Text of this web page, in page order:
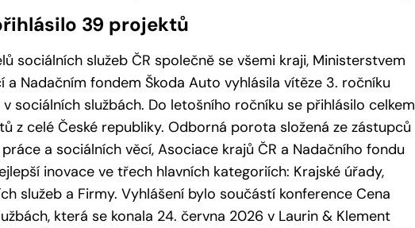
39 projektů
sociálních služeb ČR společně se všemi kraji, Ministerstvem
a Nadačním fondem Škoda Auto vyhlásila vítěze 3. ročníku
sociálních službách. Do letošního ročníku se přihlásilo celkem
z celé České republiky. Odborná porota složená ze zástupců
práce a sociálních věcí, Asociace krajů ČR a Nadačního fondu
inovace ve třech hlavních kategoriích: Krajské úřady,
služeb a Firmy. Vyhlášení bylo součástí konference Cena
která se konala 24. června 2026 v Laurin & Klement